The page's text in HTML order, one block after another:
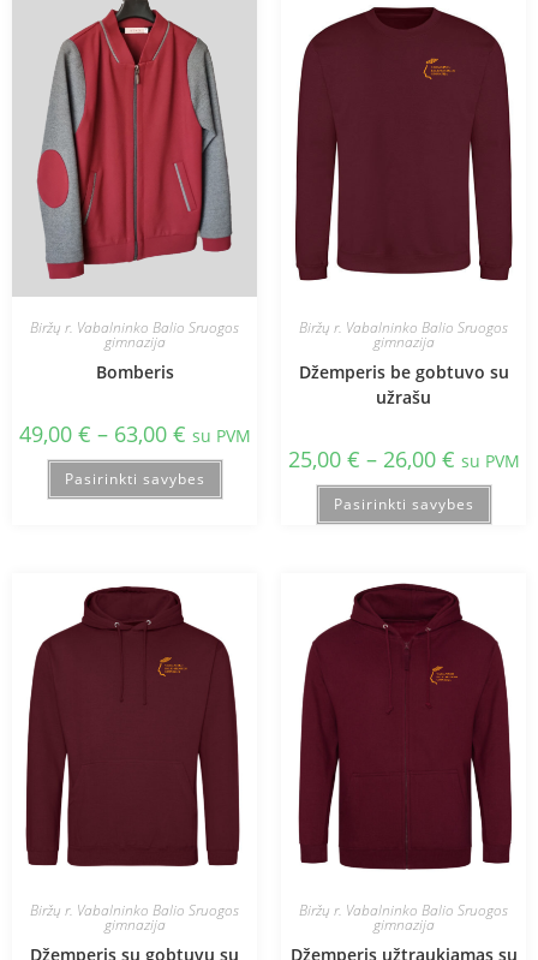
Biržų r. Vabalninko Balio Sruogos
gimnazija
Bomberis
49,00 € – 63,00 € su PVM
Pasirinkti savybes
Biržų r. Vabalninko Balio Sruogos
gimnazija
Džemperis be gobtuvo su
užrašu
25,00 € – 26,00 € su PVM
Pasirinkti savybes
Biržų r. Vabalninko Balio Sruogos
gimnazija
Džemperis su gobtuvu su
Biržų r. Vabalninko Balio Sruogos
gimnazija
Džemperis užtraukiamas su